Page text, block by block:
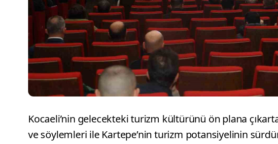
Kocaeli’nin gelecekteki turizm kültürünü ön plana
ve söylemleri ile Kartepe’nin turizm potansiyelinin